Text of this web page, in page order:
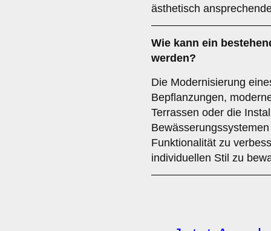
ästhetisch
Wie kann ein
werden?
Die Modernisierung
Bepflanzungen,
Terrassen oder die
Funktionalität zu
individuellen Stil zu